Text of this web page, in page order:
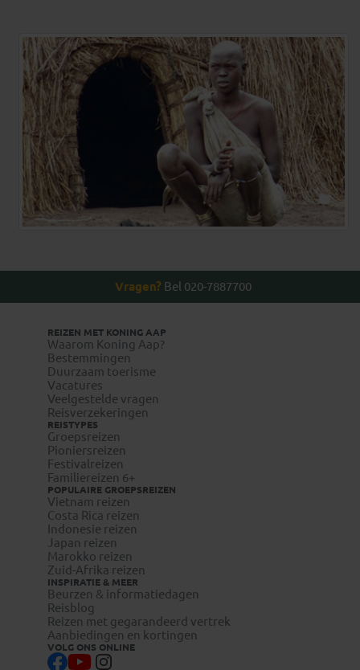
Vragen? Bel 020-7887700
REIZEN MET KONING AAP
Waarom Koning Aap?
Bestemmingen
Duurzaam toerisme
Vacatures
Veelgestelde vragen
Reisverzekeringen
REISTYPES
Groepsreizen
Pioniersreizen
Festivalreizen
Familiereizen 6+
POPULAIRE GROEPSREIZEN
Vietnam reizen
Costa Rica reizen
Indonesie reizen
Japan reizen
Marokko reizen
Zuid-Afrika reizen
INSPIRATIE & MEER
Beurzen & informatiedagen
Reisblog
Reizen met gegarandeerd vertrek
Aanbiedingen en kortingen
VOLG ONS ONLINE